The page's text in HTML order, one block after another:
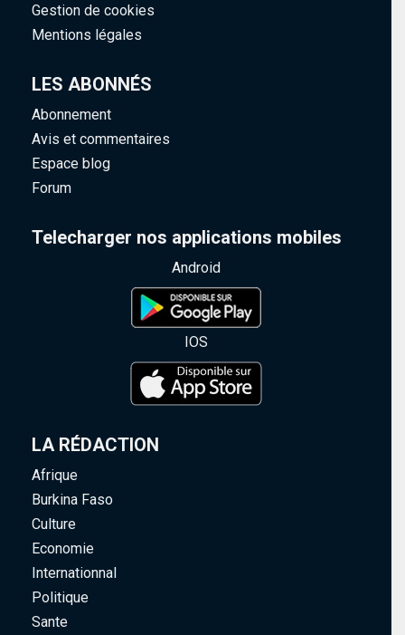
Gestion de cookies
Mentions légales
LES ABONNÉS
Abonnement
Avis et commentaires
Espace blog
Forum
Telecharger nos applications mobiles
Android
IOS
LA RÉDACTION
Afrique
Burkina Faso
Culture
Economie
Internationnal
Politique
Sante